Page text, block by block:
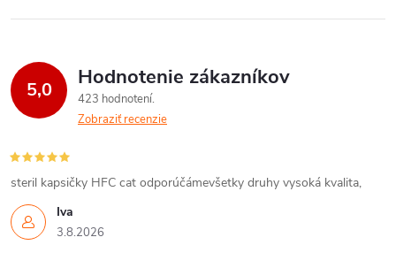
5,0 Hodnotenie zákazníkov
423 hodnotení
Zobraziť recenzie
Iva
3.8.2026
steril kapsičky HFC cat odporúčámevšetky druhy vysoká kvalita,